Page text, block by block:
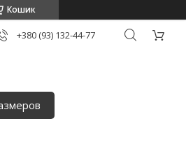
Кошик
+380 (93) 132-44-77